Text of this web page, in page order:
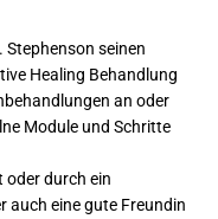
Stephenson seinen
Healing Behandlung
an oder
Module und Schritte
oder durch ein
auch eine gute Freundin